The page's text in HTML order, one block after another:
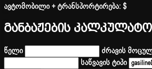
ავტომობილი + ტრანსპორტირება:$
განბაჟების
წელი
ძრავის
საწვავის ტიპი